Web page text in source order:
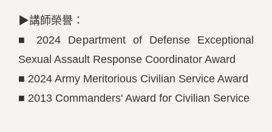
▶講師榮譽：
■ 2024 Department of Defense Exceptional
Sexual Assault Response Coordinator Award
■ 2024 Army Meritorious Civilian Service Award
■ 2013 Commanders' Award for Civilian Service